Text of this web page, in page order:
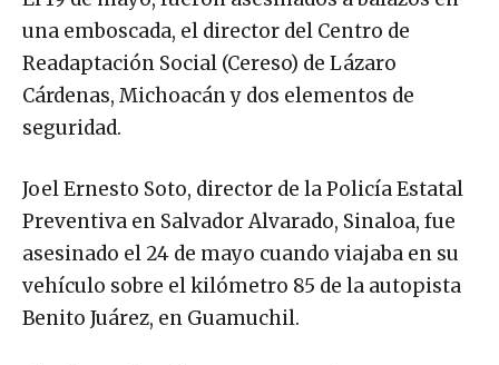
una emboscada, el director del Centro de
Readaptación Social (Cereso) de Lázaro
Cárdenas, Michoacán y dos elementos de
seguridad.
Joel Ernesto Soto, director de la Policía Estatal
Preventiva en Salvador Alvarado, Sinaloa, fue
asesinado el 24 de mayo cuando viajaba en su
vehículo sobre el kilómetro 85 de la autopista
Benito Juárez, en Guamuchil.